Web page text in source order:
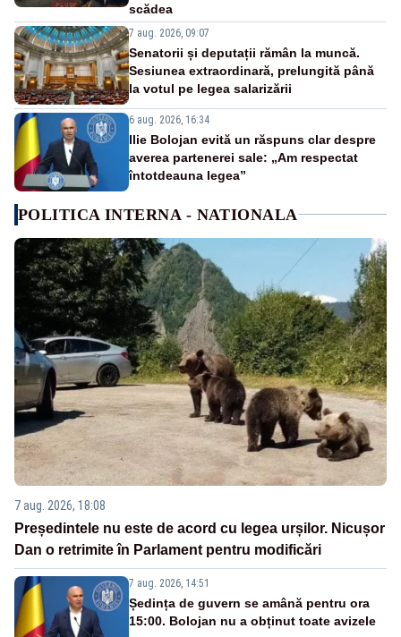
scădea
7 aug. 2026, 09:07
Senatorii și deputații rămân la muncă.
Sesiunea extraordinară, prelungită până
la votul pe legea salarizării
6 aug. 2026, 16:34
Ilie Bolojan evită un răspuns clar despre
averea partenerei sale: „Am respectat
întotdeauna legea”
POLITICA INTERNA - NATIONALA
7 aug. 2026, 18:08
Președintele nu este de acord cu legea urșilor. Nicușor
Dan o retrimite în Parlament pentru modificări
7 aug. 2026, 14:51
Ședința de guvern se amână pentru ora
15:00. Bolojan nu a obținut toate avizele